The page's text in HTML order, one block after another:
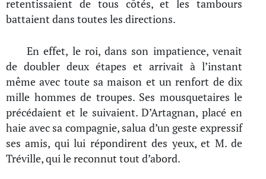
retentissaient de tous côtés, et les tambours
battaient dans toutes les directions.
En effet, le roi, dans son impatience, venait
de doubler deux étapes et arrivait à l’instant
même avec toute sa maison et un renfort de dix
mille hommes de troupes. Ses mousquetaires le
précédaient et le suivaient. D’Artagnan, placé en
haie avec sa compagnie, salua d’un geste expressif
ses amis, qui lui répondirent des yeux, et M. de
Tréville, qui le reconnut tout d’abord.